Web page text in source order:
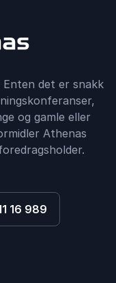
det er snakk
og gamle eller
Athenas
16 989